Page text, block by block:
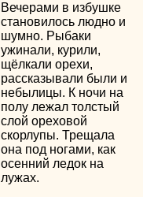
Вечерами в избушке
становилось людно и
шумно. Рыбаки
ужинали, курили,
щёлкали орехи,
рассказывали были и
небылицы. К ночи на
полу лежал толстый
слой ореховой
скорлупы. Трещала
она под ногами, как
осенний ледок на
лужах.